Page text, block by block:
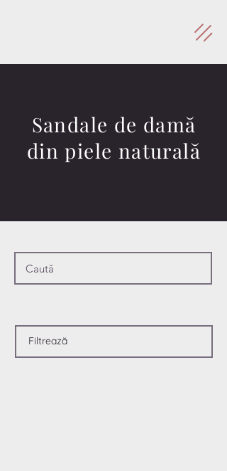
Sandale de damă
din piele naturală
Filtrează